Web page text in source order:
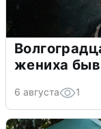
жениха
6 августа 1